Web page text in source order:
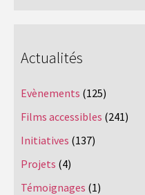
Actualités
Evènements (125)
Films accessibles (241)
Initiatives (137)
Projets (4)
Témoignages (1)